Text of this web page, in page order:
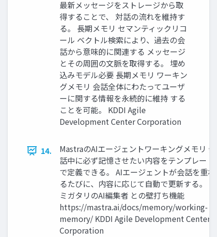
最新メッセージをストレージから取
得することで、 対話の流れを維持す
る。 長期メモリ セマンティックリコ
ール ベクトル検索により、過去の会
話から意味的に関連する メッセージ
とその周囲の文脈を取得する。 埋め
込みモデル必要 長期メモリ ワーキン
グメモリ 会話全体にわたってユーザ
ーに関する情報を永続的に維持 する
ことを可能。 KDDI Agile
Development Center Corporation
14.
MastraのAIエージェントワーキングメモリ 会
話中に必ず記憶させたい内容をテンプレート
で定義できる。 AIエージェントが会話を重ね
るたびに、内容に応じて自動で更新する。 キ
ミガタリのAI編集者 との壁打ち機能
https://mastra.ai/docs/memory/working-
memory/ KDDI Agile Development Center
Corporation